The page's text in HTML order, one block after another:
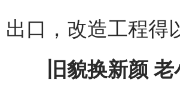
出口，改造工程得
旧貌换新颜 老